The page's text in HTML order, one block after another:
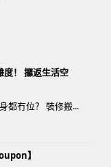
度！ 攞返生活空
屋企雜物太多，搞到連轉身都冇位？ 裝修搬...
】